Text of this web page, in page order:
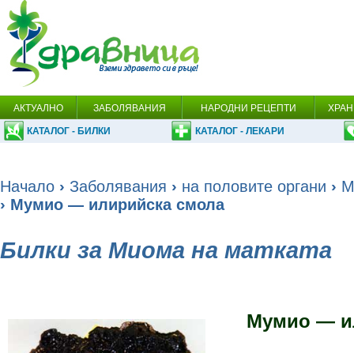
АКТУАЛНО ЗАБОЛЯВАНИЯ НАРОДНИ РЕЦЕПТИ
КАТАЛОГ - БИЛКИ КАТАЛОГ - ЛЕКАРИ
Начало › Заболявания › на половите органи ›
› Мумио — илирийска смола
Билки за Миома на матката
Мумио —